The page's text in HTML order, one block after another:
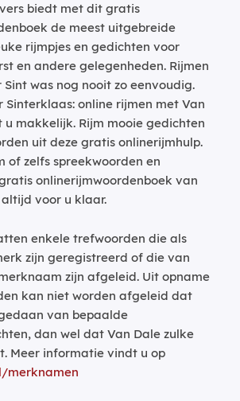
biedt met dit gratis
de meest uitgebreide
rijmpjes en gedichten voor
en andere gelegenheden. Rijmen
was nog nooit zo eenvoudig.
Sinterklaas: online rijmen met Van
makkelijk. Rijm mooie gedichten
uit deze gratis onlinerijmhulp.
of zelfs spreekwoorden en
onlinerijmwoordenboek van
voor u klaar.
enkele trefwoorden die als
zijn geregistreerd of die van
zijn afgeleid. Uit opname
kan niet worden afgeleid dat
van bepaalde
dan wel dat Van Dale zulke
Meer informatie vindt u op
merknamen